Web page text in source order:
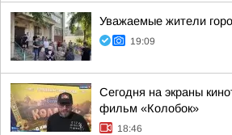
Уважаемые жители
19:09
Сегодня на экраны
фильм «Колобок»
18:46